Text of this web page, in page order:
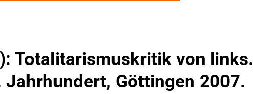
Totalitarismuskritik von links.
Göttingen 2007.